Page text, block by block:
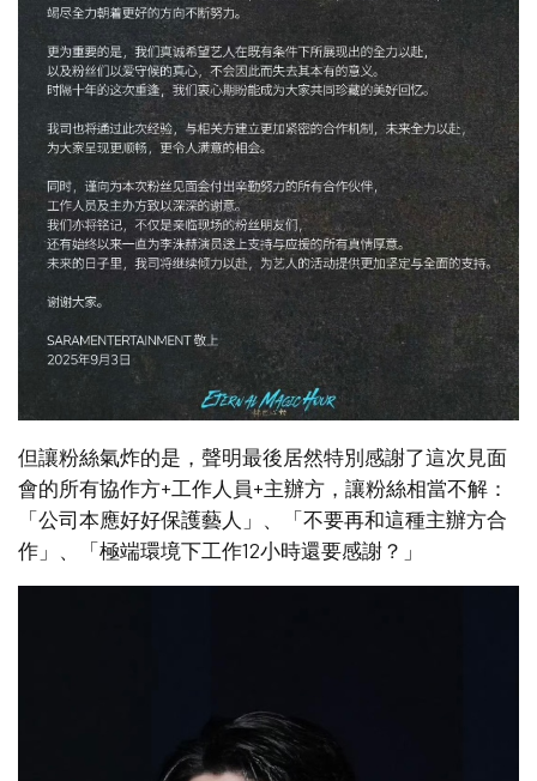
但讓粉絲氣炸的是，聲明最後居然特別感謝了這次見面
會的所有協作方+工作人員+主辦方，讓粉絲相當不解：
「公司本應好好保護藝人」、「不要再和這種主辦方合
作」、「極端環境下工作12小時還要感謝？」